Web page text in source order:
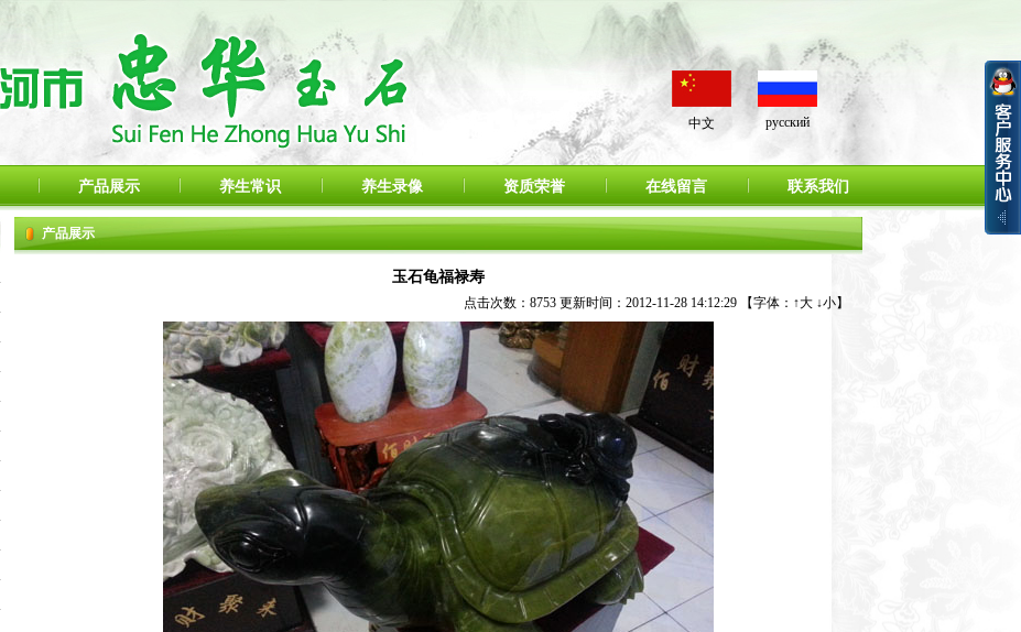
中文 русский
产品展示 养生常识 养生录像 资质荣誉 在线留言 联系我们
产品展示
玉石龟福禄寿
点击次数：8753 更新时间：2012-11-28 14:12:29 【字体： ↑大 ↓小】